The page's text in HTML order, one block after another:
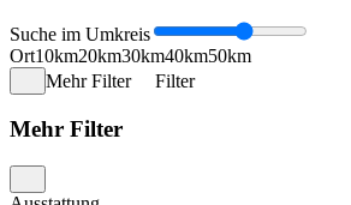
Suche im Umkreis
Ort10km20km30km40km50km
Mehr Filter
Filter
Mehr Filter